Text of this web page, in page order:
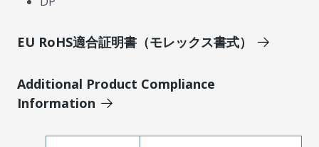
EU RoHS適合証明書（モレックス書式）
Additional Product Compliance
Information